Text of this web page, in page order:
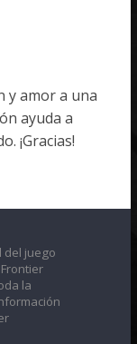
y amor a una
ayuda a
¡Gracias!
del juego
la